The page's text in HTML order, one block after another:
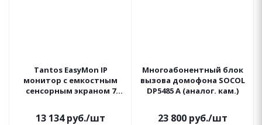
Tantos EasyMon IP
монитор с емкостным
сенсорным экраном 7
13 134руб./шт
Многоабонентный блок
вызова домофона SOCOL
DP5485 A (аналог. кам.)
23 800 руб./шт